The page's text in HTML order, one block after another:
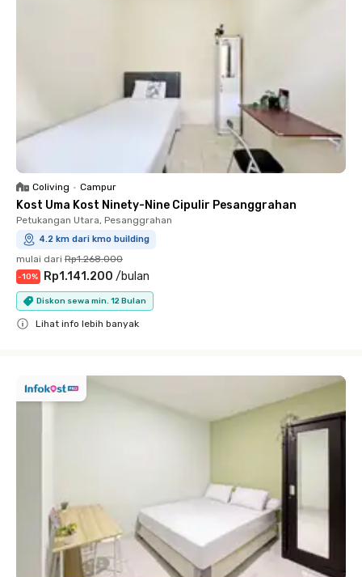
Coliving • Campur
Kost Uma Kost Ninety-Nine Cipulir Pesanggrahan
Petukangan Utara, Pesanggrahan
4.2 km dari kmo building
mulai dari Rp1.268.000
-10% Rp1.141.200 /bulan
Diskon sewa min. 12 Bulan
Lihat info lebih banyak